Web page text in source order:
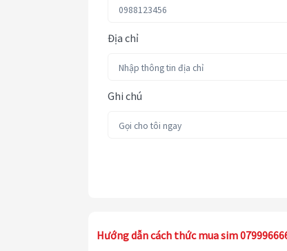
Địa chỉ
Ghi chú
Hướng dẫn cách thức mua sim